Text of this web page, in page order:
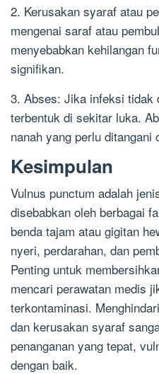
2. Kerusakan syaraf atau
mengenai saraf atau
menyebabkan kehilangan
signifikan.
3. Abses: Jika infeksi tidak
terbentuk di sekitar luka.
nanah yang perlu ditangani
Kesimpulan
Vulnus punctum adalah
disebabkan oleh berbagai
benda tajam atau gigitan
nyeri, perdarahan, dan
Penting untuk
mencari perawatan medis
terkontaminasi.
dan kerusakan syaraf
penanganan yang tepat,
dengan baik.